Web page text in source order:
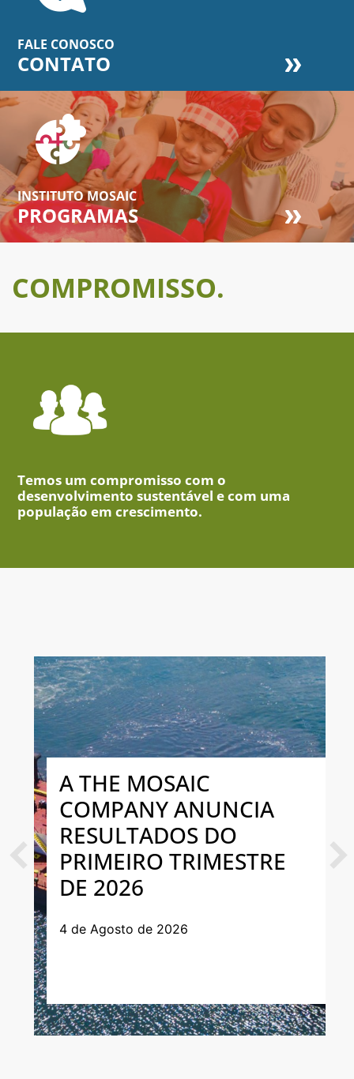
FALE CONOSCO
CONTATO
INSTITUTO MOSAIC
PROGRAMAS
COMPROMISSO.
Temos um compromisso com o
desenvolvimento sustentável e com uma
população em crescimento.
A THE MOSAIC
COMPANY ANUNCIA
RESULTADOS DO
PRIMEIRO TRIMESTRE
DE 2026
4 de Agosto de 2026
Previous